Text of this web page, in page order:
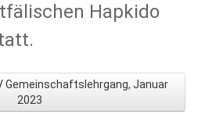
Hapkido
Gemeinschaftslehrgang, Januar
2023